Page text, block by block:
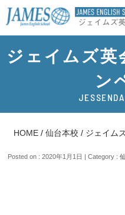
ジェイムズ
ン
HOME /仙台本校 / ジェイム
Posted on : 2020年1月1日 | Category :